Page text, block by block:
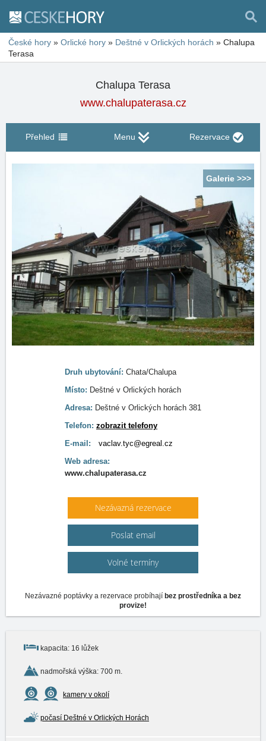
České hory » Orlické hory » Deštné v Orlických horách » Chalupa
Terasa
Chalupa Terasa
www.chalupaterasa.cz
Přehled Menu Rezervace
Galerie >>>
Druh ubytování: Chata/Chalupa
Místo: Deštné v Orlických horách
Adresa: Deštné v Orlických horách 381
Telefon: zobrazit telefony
E-mail:
vaclav.tyc@egreal.cz
Web adresa:
www.chalupaterasa.cz
Nezávazná rezervace
Poslat email
Volné termíny
Nezávazné poptávky a rezervace probíhají bez prostředníka a bez
provize!
kapacita: 16 lůžek
nadmořská výška: 700 m.
kamery v okolí
počasí Deštné v Orlických Horách